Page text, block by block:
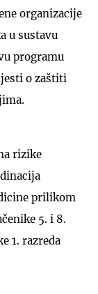
organizacije
u sustavu
programu
o zaštiti
rizike
prilikom
5. i 8.
1. razreda